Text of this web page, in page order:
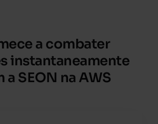
a combater
instantaneamente
a SEON na AWS